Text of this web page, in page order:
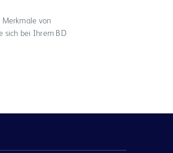
von
sich bei Ihrem BD